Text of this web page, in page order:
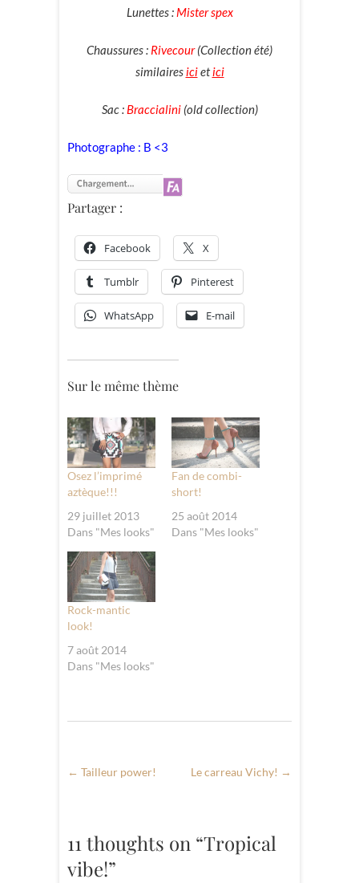
Lunettes : Mister spex
Chaussures : Rivecour(Collection été)
similairesicietici
Sac : Braccialini(old collection)
Photographe : B <3
Partager :
Facebook X
Tumblr Pinterest
WhatsApp E-mail
Sur le même thème
Osez l’imprimé
aztèque!!!
29 juillet 2013
Dans "Mes looks"
Fan de combi-
short!
25 août 2014
Dans "Mes looks"
Rock-mantic
look!
7 août 2014
Dans "Mes looks"
← Tailleur power! Le carreau Vichy! →
11 thoughts on “Tropical
vibe!”